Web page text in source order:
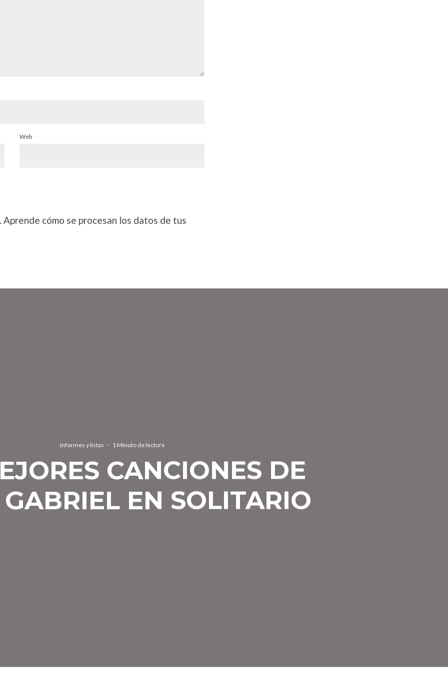
Web
Aprende cómo se procesan los datos de tus
Informes y listas · 1 Minuto de lectura
CANCIONES DE
EN SOLITARIO